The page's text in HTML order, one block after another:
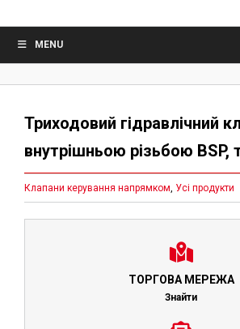
MENU
Триходовий гідравлічний
внутрішньою різьбою BSP,
Клапани керування напрямком, Усі продукти
ТОРГОВА МЕРЕЖА
Знайти